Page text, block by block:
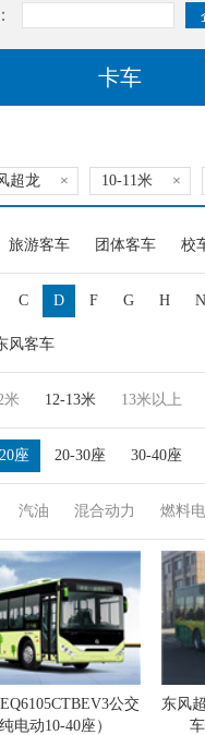
卡车
超龙 × 10-11米 ×
旅游客车 团体客车 校
C D F G H N
风客车
米 12-13米 13米以上
座 20-30座 30-40座
汽油 混合动力 燃料
公交
电动10-40座）
东风